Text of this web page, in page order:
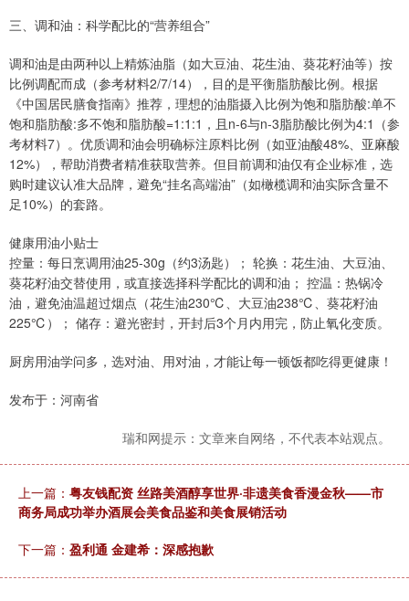
三、调和油：科学配比的“营养组合”
调和油是由两种以上精炼油脂（如大豆油、花生油、葵花籽油等）按
比例调配而成（参考材料2/7/14），目的是平衡脂肪酸比例。根据
《中国居民膳食指南》推荐，理想的油脂摄入比例为饱和脂肪酸:单不
饱和脂肪酸:多不饱和脂肪酸=1:1:1，且n-6与n-3脂肪酸比例为4:1（参
考材料7）。优质调和油会明确标注原料比例（如亚油酸48%、亚麻酸
12%），帮助消费者精准获取营养。但目前调和油仅有企业标准，选
购时建议认准大品牌，避免“挂名高端油”（如橄榄调和油实际含量不
足10%）的套路。
健康用油小贴士
控量：每日烹调用油25-30g（约3汤匙）； 轮换：花生油、大豆油、
葵花籽油交替使用，或直接选择科学配比的调和油； 控温：热锅冷
油，避免油温超过烟点（花生油230℃、大豆油238℃、葵花籽油
225℃）； 储存：避光密封，开封后3个月内用完，防止氧化变质。
厨房用油学问多，选对油、用对油，才能让每一顿饭都吃得更健康！
发布于：河南省
瑞和网提示：文章来自网络，不代表本站观点。
上一篇： 粤友钱配资 丝路美酒醇享世界·非遗美食香漫金秋——市
商务局成功举办酒展会美食品鉴和美食展销活动
下一篇： 盈利通 金建希：深感抱歉